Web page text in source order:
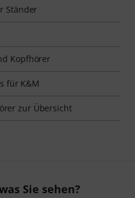
Ständer
Kopfhörer
für K&M
zur Übersicht
Sie sehen?